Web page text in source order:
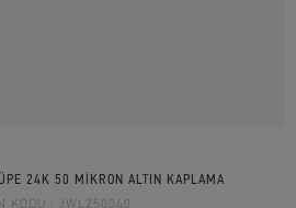
24K 50 MİKRON ALTIN KAPLAMA
KODU : JWL250040